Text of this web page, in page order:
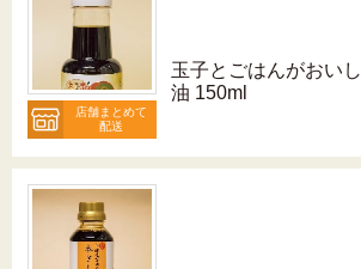
店舗まとめて
配送
玉子とごはんがおい
油 150ml